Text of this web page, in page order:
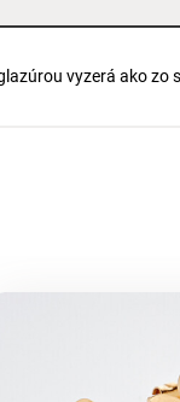
vyzerá ako